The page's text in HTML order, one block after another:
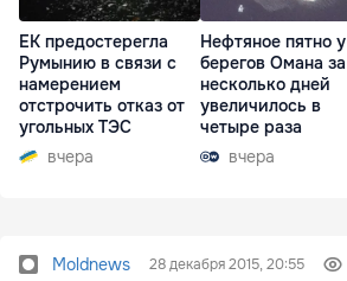
ЕК предостерегла
Румынию в связи с
намерением
отстрочить отказ от
угольных ТЭС
вчера
Нефтяное пятно у
берегов Омана за
несколько дней
увеличилось в
четыре раза
вчера
Moldnews 28 декабря 2015, 20:55